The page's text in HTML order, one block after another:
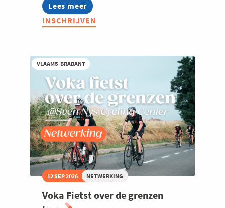
Lees meer
about
Jong
Voka
Meerdael
INSCHRIJVEN
VLAAMS-BRABANT
12 SEP 2026 NETWERKING
Voka Fietst over de grenzen